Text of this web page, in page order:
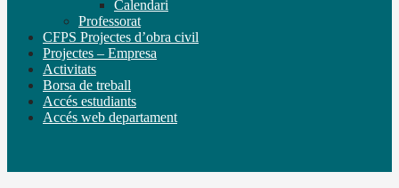
Calendari
Professorat
CFPS Projectes d’obra civil
Projectes – Empresa
Activitats
Borsa de treball
Accés estudiants
Accés web departament